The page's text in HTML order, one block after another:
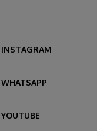
INSTAGRAM
WHATSAPP
YOUTUBE